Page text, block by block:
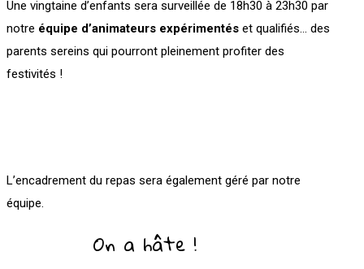
Une vingtaine d’enfants sera surveillée de 18h30 à 23h30 par
notre équipe d’animateurs expérimentés et qualifiés… des
parents sereins qui pourront pleinement profiter des
festivités !
L’encadrement du repas sera également géré par notre
équipe.
On a hâte !